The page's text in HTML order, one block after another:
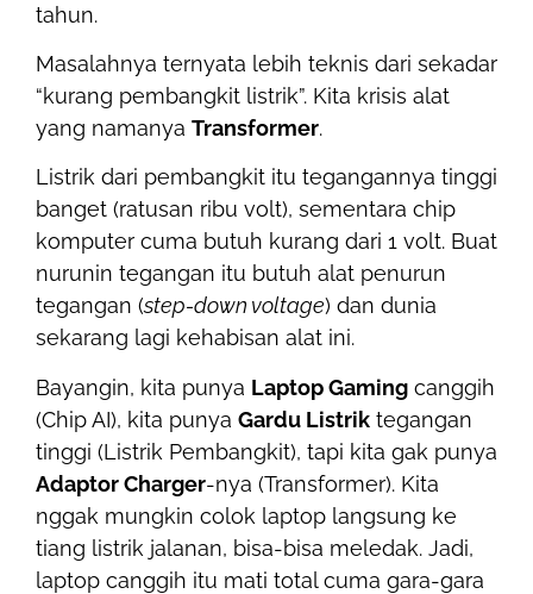
tahun.
Masalahnya ternyata lebih teknis dari sekadar
“kurang pembangkit listrik”. Kita krisis alat
yang namanya Transformer.
Listrik dari pembangkit itu tegangannya tinggi
banget (ratusan ribu volt), sementara chip
komputer cuma butuh kurang dari 1 volt. Buat
nurunin tegangan itu butuh alat penurun
tegangan (step-down voltage) dan dunia
sekarang lagi kehabisan alat ini.
Bayangin, kita punya Laptop Gaming canggih
(Chip AI), kita punya Gardu Listrik tegangan
tinggi (Listrik Pembangkit), tapi kita gak punya
Adaptor Charger-nya (Transformer). Kita
nggak mungkin colok laptop langsung ke
tiang listrik jalanan, bisa-bisa meledak. Jadi,
laptop canggih itu mati total cuma gara-gara